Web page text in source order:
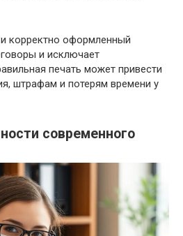
корректно оформленный
и исключает
печать может привести
штрафам и потерям времени у
современного